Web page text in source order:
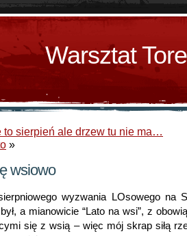
Warsztat
to sierpień ale drzew tu nie ma…
»
wsiowo
wyzwania LOsowego na
był, a mianowicie “Lato na wsi”, z
się z wsią – więc mój skrap siłą